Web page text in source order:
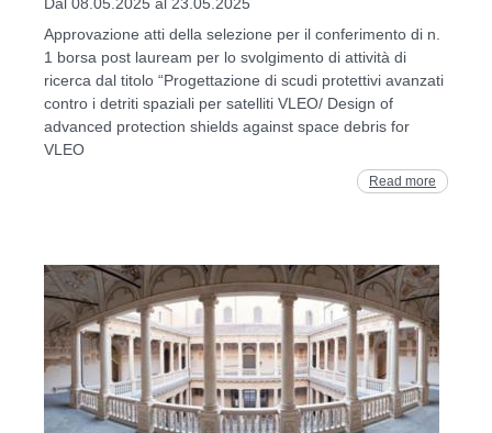
Approvazione atti della selezione per il conferimento di n.
1 borsa post lauream per lo svolgimento di attività di
ricerca dal titolo “Progettazione di scudi protettivi avanzati
contro i detriti spaziali per satelliti VLEO/ Design of
advanced protection shields against space debris for
VLEO
Read more